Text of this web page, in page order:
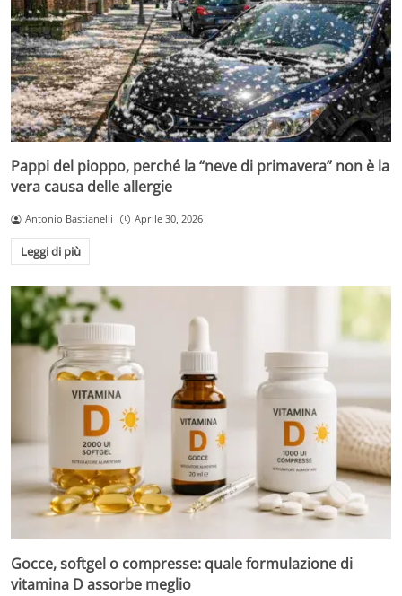
Pappi del pioppo, perché la “neve di primavera” non è la
vera causa delle allergie
Antonio Bastianelli Aprile 30, 2026
Leggi di più
Gocce, softgel o compresse: quale formulazione di
vitamina D assorbe meglio